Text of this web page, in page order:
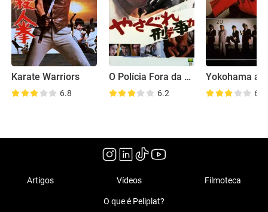
Karate Warriors
6.8
O Polícia Fora da Lei
6.2 6.6
Artigos Vídeos Filmoteca
O que é Peliplat?